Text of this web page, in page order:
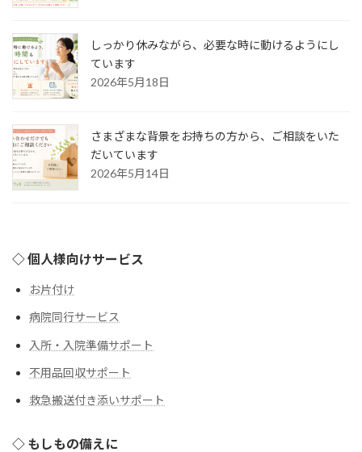
しっかり休みながら、必要な時に動けるようにし
ています
2026年5月18日
さまざまな背景をお持ちの方から、ご相談をいた
だいています
2026年5月14日
◇ 個人様向けサービス
お片付け
病院同行サービス
入所・入院準備サポート
不用品回収サポート
救急搬送付き添いサポート
◇ もしもの備えに